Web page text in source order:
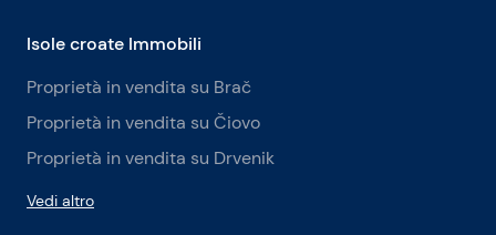
Isole croate Immobili
Proprietà in vendita su Brač
Proprietà in vendita su Čiovo
Proprietà in vendita su Drvenik
Vedi altro